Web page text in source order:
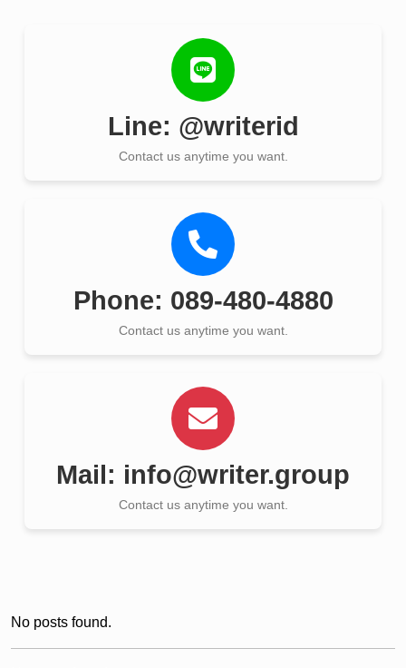
Line: @writerid
Contact us anytime you want.
Phone: 089-480-4880
Contact us anytime you want.
Mail: info@writer.group
Contact us anytime you want.
No posts found.